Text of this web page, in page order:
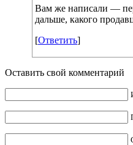
Вам же написали —
дальше, какого
[Ответить]
Оставить свой комментарий